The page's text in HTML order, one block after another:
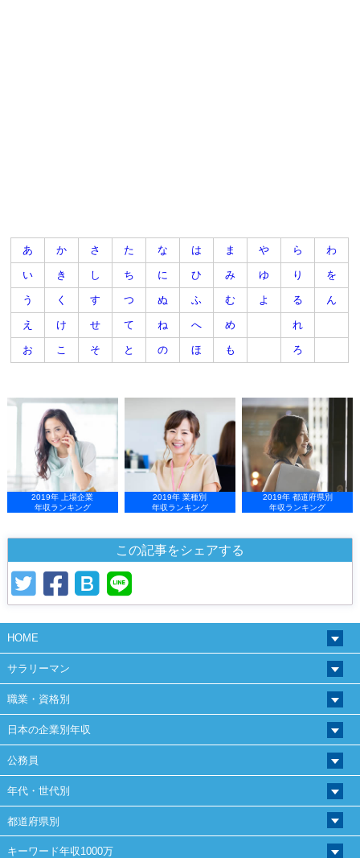
あ か さ た な は ま や ら わ
い き し ち に ひ み ゆ り を
う く す つ ぬ ふ む よ る ん
え け せ て ね へ め れ
お こ そ と の ほ も ろ
2019年 上場企業
年収ランキング
2019年 業種別
年収ランキング
2019年 都道府県別
年収ランキング
この記事をシェアする
HOME
サラリーマン
職業・資格別
日本の企業別年収
公務員
年代・世代別
都道府県別
キーワード年収1000万